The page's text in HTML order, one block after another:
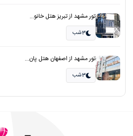
تور مشهد از تبریز هتل خانو...
3شب
تور مشهد از اصفهان هتل پان...
3شب